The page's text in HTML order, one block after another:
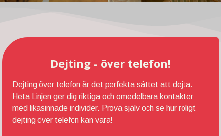
Dejting - över telefon!
Dejting över telefon är det perfekta sättet att dejta.
Heta Linjen ger dig riktiga och omedelbara kontakter
med likasinnade individer. Prova själv och se hur roligt
dejting över telefon kan vara!